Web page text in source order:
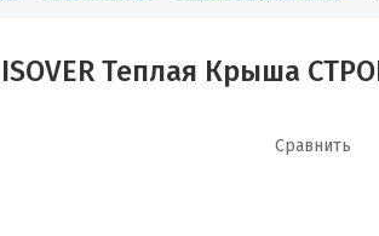
Теплая Крыша
Сравнить